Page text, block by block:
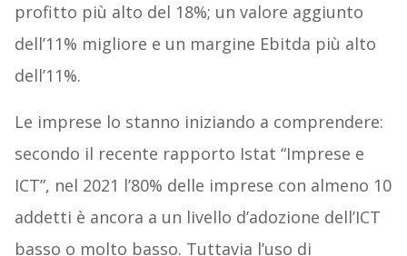
profitto più alto del 18%; un valore aggiunto
dell’11% migliore e un margine Ebitda più alto
dell’11%.
Le imprese lo stanno iniziando a comprendere:
secondo il recente rapporto Istat “Imprese e
ICT”, nel 2021 l’80% delle imprese con almeno 10
addetti è ancora a un livello d’adozione dell’ICT
basso o molto basso. Tuttavia l’uso di